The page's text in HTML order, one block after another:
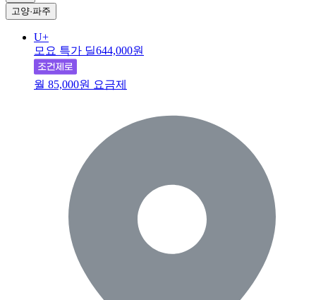
고양·파주
U+
모요 특가 딜644,000원
월 85,000원 요금제